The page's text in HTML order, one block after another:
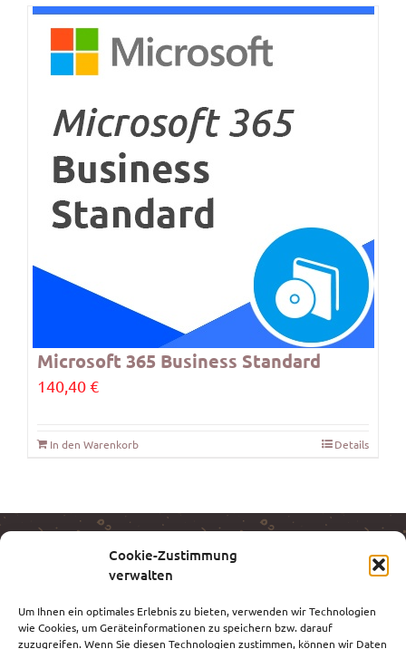
Cookie-Zustimmung
verwalten
Um Ihnen ein optimales Erlebnis zu bieten, verwenden wir Technologien
wie Cookies, um Geräteinformationen zu speichern bzw. darauf
zuzugreifen. Wenn Sie diesen Technologien zustimmen, können wir Daten
Microsoft 365 Business Standard
140,40€
In den Warenkorb Details
ANT – MÖLLER KG
1220 Wien | Erzherzog-Karl-Straße 166/3/7
Telefon:+43 1 283 60 45 0